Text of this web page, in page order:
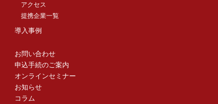
アクセス
提携企業一覧
導入事例
お問い合わせ
申込手続のご案内
オンラインセミナー
お知らせ
コラム